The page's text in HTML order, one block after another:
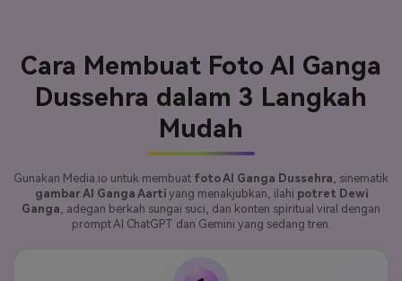
Cara Membuat Foto AI Ganga
Dussehra dalam 3 Langkah
Mudah
Gunakan Media.io untuk membuat foto AI Ganga Dussehra, sinematik
gambar AI Ganga Aartiyang menakjubkan, ilahi potret Dewi
Ganga, adegan berkah sungai suci, dan konten spiritual viral dengan
prompt AI ChatGPT dan Gemini yang sedang tren.